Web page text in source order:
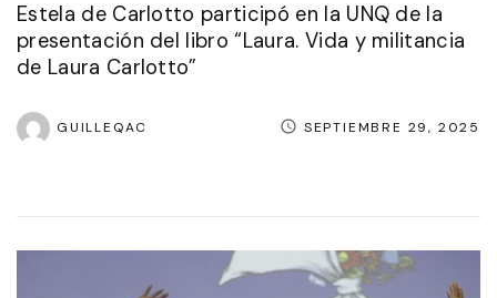
Estela de Carlotto participó en la UNQ de la
presentación del libro “Laura. Vida y militancia
de Laura Carlotto”
GUILLEQAC SEPTIEMBRE 29, 2025